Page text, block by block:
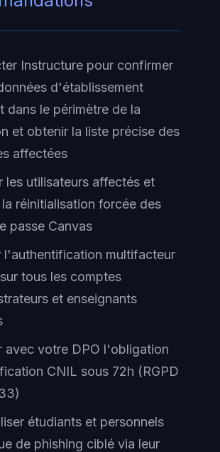
Instructure pour confirmer
d'établissement
dans le périmètre de la
et obtenir la liste précise des
affectées
les utilisateurs affectés et
réinitialisation forcée des
passe Canvas
l'authentification multifacteur
tous les comptes
et enseignants
avec votre DPO l'obligation
CNIL sous 72h (RGPD
étudiants et personnels
de phishing ciblé via leur